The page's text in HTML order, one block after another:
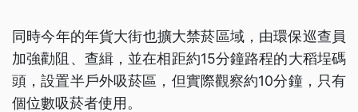
同時今年的年貨大街也擴大禁菸區域，由環保巡查員
加強勸阻、查緝，並在相距約15分鐘路程的大稻埕碼
頭，設置半戶外吸菸區，但實際觀察約10分鐘，只有
個位數吸菸者使用。